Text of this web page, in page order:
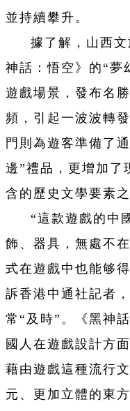
並持續攀升。
據了解，山西
神話：悟空》的“夢
遊 戲場景，發布名
頻，引起一波波轉
門則為遊客準備了
邊”禮品，更增加了
含的歷史文學要素之
“這款遊 戲的中
飾、器具，無處不
式在遊 戲中也能够
訴香港中通社記者
常“及時”。《黑神
國人在遊 戲設計方
藉由遊 戲這種流行
元、更加立體的東方